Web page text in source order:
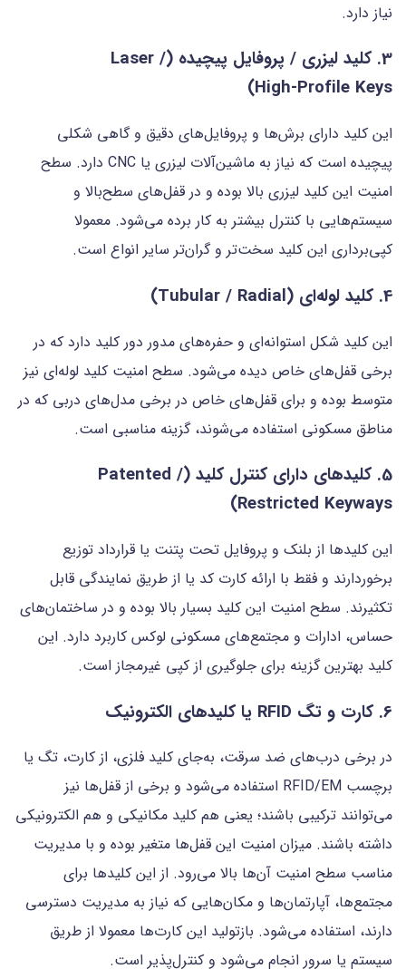
نیاز دارد.
3. کلید لیزری / پروفایل پیچیده (Laser /
High‑Profile Keys)
این کلید دارای برش‌ها و پروفایل‌های دقیق و گاهی شکلی
پیچیده است که نیاز به ماشین‌آلات لیزری یا CNC دارد. سطح
امنیت این کلید لیزری بالا بوده و در قفل‌های سطح‌بالا و
سیستم‌هایی با کنترل بیشتر به کار برده می‌شود. معمولا
کپی‌برداری این کلید سخت‌تر و گران‌تر سایر انواع است.
4. کلید لوله‌ای (Tubular / Radial)
این کلید شکل استوانه‌ای و حفره‌های مدور دور کلید دارد که در
برخی قفل‌های خاص دیده می‌شود. سطح امنیت کلید لوله‌ای نیز
متوسط بوده و برای قفل‌های خاص در برخی مدل‌های دربی که در
مناطق مسکونی استفاده می‌شوند، گزینه مناسبی است.
5. کلیدهای دارای کنترل کلید (Patented /
Restricted Keyways)
این کلیدها از بلنک و پروفایل تحت پتنت یا قرارداد توزیع
برخوردارند و فقط با ارائه کارت کد یا از طریق نمایندگی قابل
تکثیرند. سطح امنیت این کلید بسیار بالا بوده و در ساختمان‌های
حساس، ادارات و مجتمع‌های مسکونی لوکس کاربرد دارد. این
کلید بهترین گزینه برای جلوگیری از کپی غیرمجاز است.
6. کارت و تگ RFID یا کلیدهای الکترونیک
در برخی درب‌های ضد سرقت، به‌جای کلید فلزی، از کارت، تگ یا
برچسب RFID/EM استفاده می‌شود و برخی از قفل‌ها نیز
می‌توانند ترکیبی باشند؛ یعنی هم کلید مکانیکی و هم الکترونیکی
داشته باشند. میزان امنیت این قفل‌ها متغیر بوده و با مدیریت
مناسب سطح امنیت آن‌ها بالا می‌رود. از این کلیدها برای
مجتمع‌ها، آپارتمان‌ها و مکان‌هایی که نیاز به مدیریت دسترسی
دارند، استفاده می‌شود. بازتولید این کارت‌ها معمولا از طریق
سیستم یا سرور انجام می‌شود و کنترل‌پذیر است.